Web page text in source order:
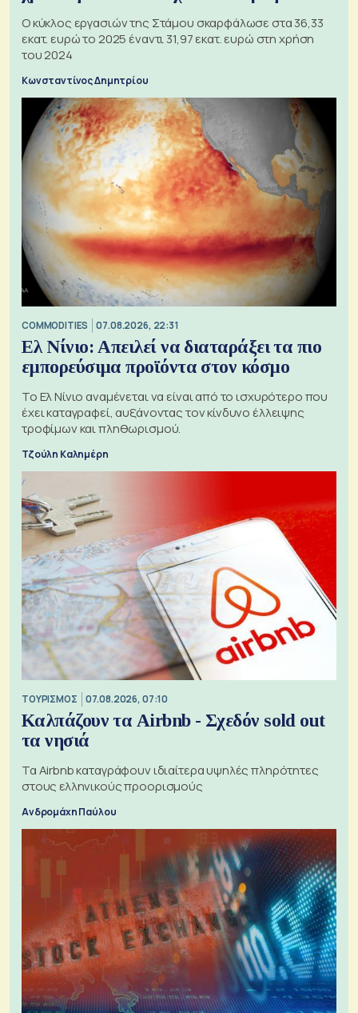
Ο κύκλος εργασιών της Στάμου σκαρφάλωσε στα 36,33
εκατ. ευρώ το 2025 έναντι 31,97 εκατ. ευρώ στη χρήση
του 2024
Κωνσταντίνος Δημητρίου
COMMODITIES 07.08.2026, 22:31
Ελ Νίνιο: Απειλεί να διαταράξει τα πιο
εμπορεύσιμα προϊόντα στον κόσμο
Το Ελ Νίνιο αναμένεται να είναι από το ισχυρότερο που
έχει καταγραφεί, αυξάνοντας τον κίνδυνο έλλειψης
τροφίμων και πληθωρισμού.
Τζούλη Καλημέρη
ΤΟΥΡΙΣΜΟΣ 07.08.2026, 07:10
Καλπάζουν τα Airbnb - Σχεδόν sold out
τα νησιά
Τα Airbnb καταγράφουν ιδιαίτερα υψηλές πληρότητες
στους ελληνικούς προορισμούς
Ανδρομάχη Παύλου